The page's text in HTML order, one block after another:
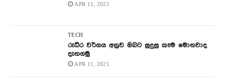
APR 11, 2021
TECH
රුධිර වර්ගය අනුව ඔබට සුදුසු කෑම මොනවාද
දැනගමු
APR 11, 2021